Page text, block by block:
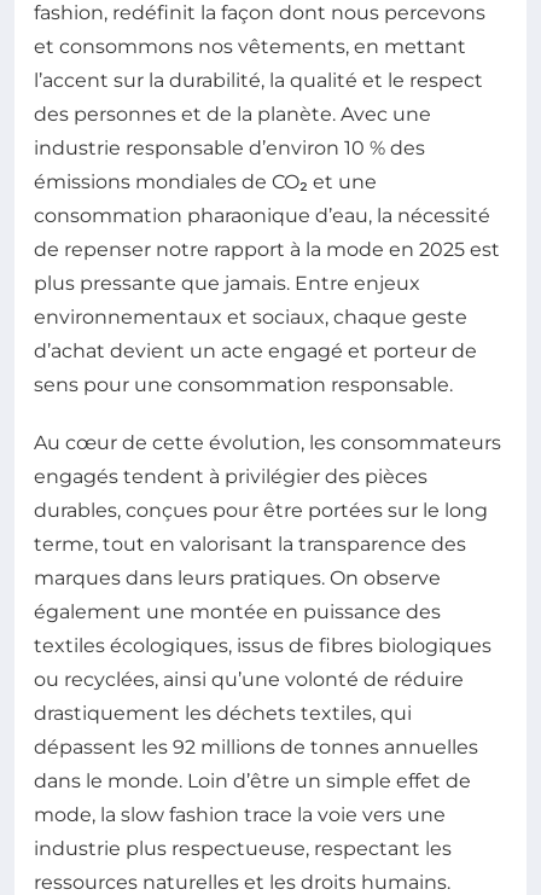
fashion, redéfinit la façon dont nous percevons
et consommons nos vêtements, en mettant
l’accent sur la durabilité, la qualité et le respect
des personnes et de la planète. Avec une
industrie responsable d’environ 10 % des
émissions mondiales de CO₂ et une
consommation pharaonique d’eau, la nécessité
de repenser notre rapport à la mode en 2025 est
plus pressante que jamais. Entre enjeux
environnementaux et sociaux, chaque geste
d’achat devient un acte engagé et porteur de
sens pour une consommation responsable.
Au cœur de cette évolution, les consommateurs
engagés tendent à privilégier des pièces
durables, conçues pour être portées sur le long
terme, tout en valorisant la transparence des
marques dans leurs pratiques. On observe
également une montée en puissance des
textiles écologiques, issus de fibres biologiques
ou recyclées, ainsi qu’une volonté de réduire
drastiquement les déchets textiles, qui
dépassent les 92 millions de tonnes annuelles
dans le monde. Loin d’être un simple effet de
mode, la slow fashion trace la voie vers une
industrie plus respectueuse, respectant les
ressources naturelles et les droits humains.